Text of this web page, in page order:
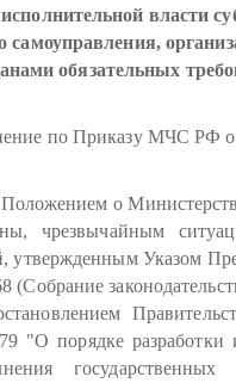
власти
самоуправления,
обязательных
по Приказу МЧС РФ от
Положением о
чрезвычайным
утвержденным Указом
(Собрание
"О порядке разработки